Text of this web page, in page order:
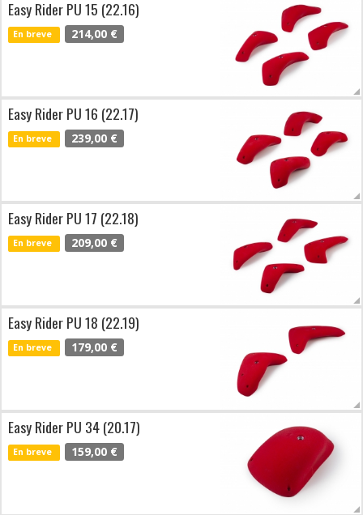
Easy Rider PU 15 (22.16)
En breve 214,00 €
Easy Rider PU 16 (22.17)
En breve 239,00 €
Easy Rider PU 17 (22.18)
En breve 209,00 €
Easy Rider PU 18 (22.19)
En breve 179,00 €
Easy Rider PU 34 (20.17)
En breve 159,00 €